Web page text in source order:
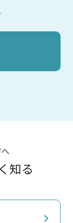
知る